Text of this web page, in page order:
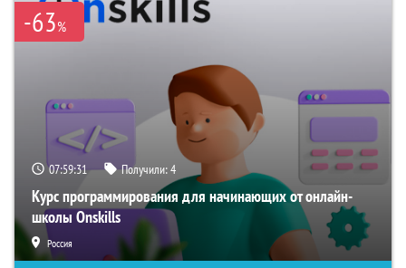
-63%
07:59:30 Получили:4
Курс программирования для начинающих от онлайн-
школы Onskills
Россия